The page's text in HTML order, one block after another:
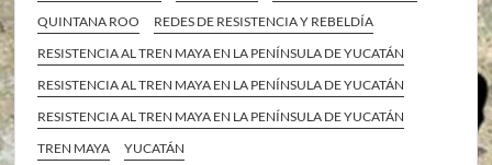
QUINTANA ROO
REDES DE RESISTENCIA Y REBELDÍA
RESISTENCIA AL TREN MAYA EN LA PENÍNSULA DE YUCATÁN
RESISTENCIA AL TREN MAYA EN LA PENÍNSULA DE YUCATÁN
RESISTENCIA AL TREN MAYA EN LA PENÍNSULA DE YUCATÁN
TREN MAYA
YUCATÁN